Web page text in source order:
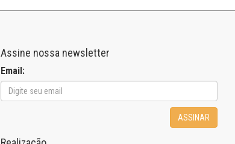
Assine nossa newsletter
Email:
ASSINAR